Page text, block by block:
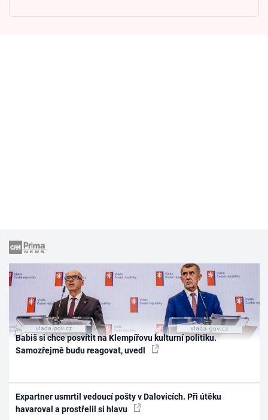
Babiš si chce posvítit na Klempířovu kulturní politiku.
Samozřejmě budu reagovat, uvedl
Expartner usmrtil vedoucí pošty v Dalovicích. Při útěku
havaroval a prostřelil si hlavu